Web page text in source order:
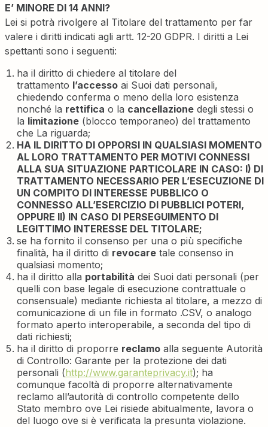
E’ MINORE DI 14 ANNI?
Lei si potrà rivolgere al Titolare del trattamento per far
valere i diritti indicati agli artt. 12-20 GDPR. I diritti a Lei
spettanti sono i seguenti:
ha il diritto di chiedere al titolare del
trattamento l’accessoai Suoi dati personali,
chiedendo conferma o meno della loro esistenza
nonché la rettifica o la cancellazionedegli stessi o
la limitazione(blocco temporaneo) del trattamento
che La riguarda;
HA IL DIRITTO DI OPPORSI IN QUALSIASI MOMENTO
AL LORO TRATTAMENTO PER MOTIVI CONNESSI
ALLA SUA SITUAZIONE PARTICOLARE IN CASO: I) DI
TRATTAMENTO NECESSARIO PER L’ESECUZIONE DI
UN COMPITO DI INTERESSE PUBBLICO O
CONNESSO ALL’ESERCIZIO DI PUBBLICI POTERI,
OPPURE II) IN CASO DI PERSEGUIMENTO DI
LEGITTIMO INTERESSE DEL TITOLARE;
se ha fornito il consenso per una o più specifiche
finalità, ha il diritto di revocaretale consenso in
qualsiasi momento;
ha il diritto alla portabilità dei Suoi dati personali (per
quelli con base legale di esecuzione contrattuale o
consensuale) mediante richiesta al titolare, a mezzo di
comunicazione di un file in formato .CSV, o analogo
formato aperto interoperabile, a seconda del tipo di
dati richiesti;
ha il diritto di proporre reclamoalla seguente Autorità
di Controllo: Garante per la protezione dei dati
personali (http://www.garanteprivacy.it); ha
comunque facoltà di proporre alternativamente
reclamo all’autorità di controllo competente dello
Stato membro ove Lei risiede abitualmente, lavora o
del luogo ove si è verificata la presunta violazione.